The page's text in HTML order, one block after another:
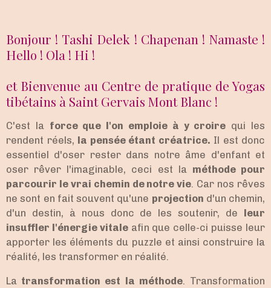
Bonjour ! Tashi Delek ! Chapenan ! Namaste !
Hello ! Ola ! Hi !
et Bienvenue au Centre de pratique de Yogas
tibétains à Saint Gervais Mont Blanc !
C'est la force que l'on emploie à y croire qui les
rendent réels, la pensée étant créatrice. Il est donc
essentiel d'oser rester dans notre âme d'enfant et
oser rêver l'imaginable, ceci est la méthode pour
parcourir le vrai chemin de notre vie. Car nos rêves
ne sont en fait souvent qu'une projection d'un chemin,
d'un destin, à nous donc de les soutenir, de leur
insuffler l'énergie vitaleafin que celle-ci puisse leur
apporter les éléments du puzzle et ainsi construire la
réalité, les transformer en réalité.
La transformation est la méthode. Transformation